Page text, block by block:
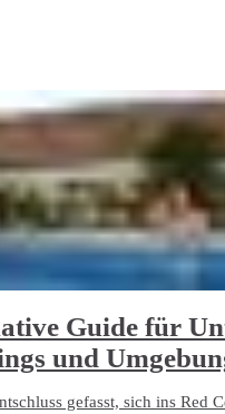
Guide für
und
gefasst, sich ins Red